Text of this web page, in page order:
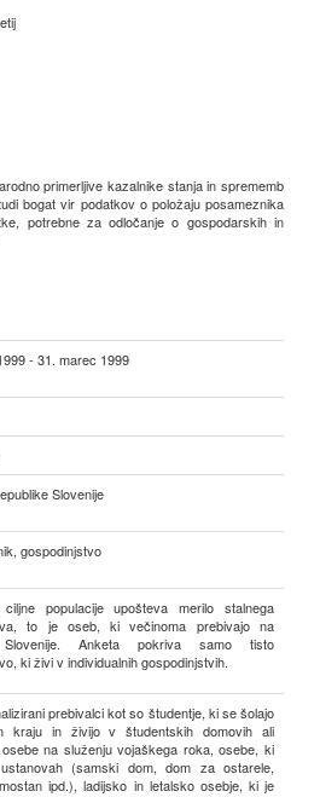
primerljive kazalnike stanja in sprememb
bogat vir podatkov o položaju posameznika
potrebne za odločanje o gospodarskih in
- 31. marec 1999
Slovenije
gospodinjstvo
ciljne populacije upošteva merilo stalnega
to je oseb, ki večinoma prebivajo na
Slovenije. Anketa pokriva samo tisto
ki živi v individualnih gospodinjstvih.
prebivalci kot so študentje, ki se šolajo
kraju in živijo v študentskih domovih ali
na služenju vojaškega roka, osebe, ki
(samski dom, dom za ostarele,
ipd.), ladijsko in letalsko osebje, ki je